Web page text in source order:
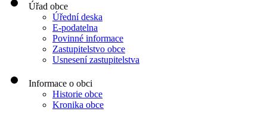
Úřad obce
Úřední deska
E-podatelna
Povinné informace
Zastupitelstvo obce
Usnesení zastupitelstva
Informace o obci
Historie obce
Kronika obce